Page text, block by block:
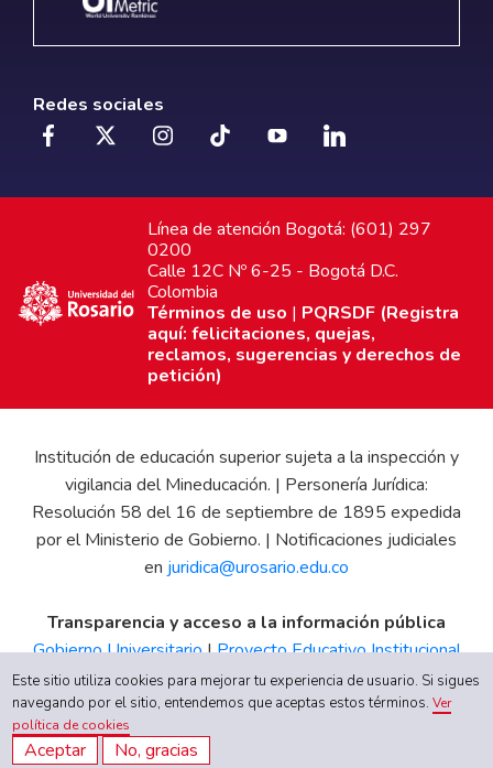
Quiero inscribirme ahora
Redes sociales
Línea de atención Bogotá: (601) 297
0200
Calle 12C Nº 6-25 - Bogotá D.C.
Colombia
Términos de uso | PQRSDF (Registra
aquí: felicitaciones, quejas,
reclamos, sugerencias y derechos de
petición)
Institución de educación superior sujeta a la inspección y
vigilancia del Mineducación. | Personería Jurídica:
Resolución 58 del 16 de septiembre de 1895 expedida
por el Ministerio de Gobierno. | Notificaciones judiciales
en juridica@urosario.edu.co
Transparencia y acceso a la información pública
Gobierno Universitario|Proyecto Educativo Institucional
|Informe de Gestión|Boletín Estadístico|Régimen
Tributario|Estados Financieros|Código de Ética|Canal
de Integridad UR
Este sitio utiliza cookies para mejorar tu experiencia de usuario. Si sigues
navegando por el sitio, entendemos que aceptas estos términos.Ver
política de cookies
Aceptar No, gracias